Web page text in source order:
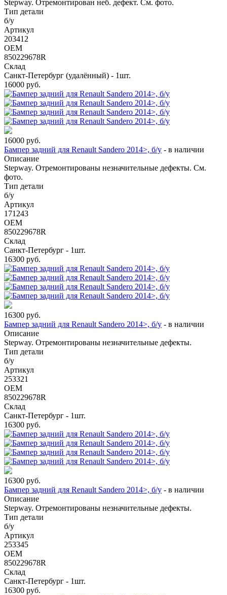
Stepway. Отремонтирован неб. дефект. См. фото.
Тип детали
б/у
Артикул
203412
OEM
850229678R
Склад
Санкт-Петербург (удалённый) - 1шт.
16000 руб.
16000 руб.
Бампер задний для Renault Sandero 2014>, б/у - в наличии
Описание
Stepway. Отремонтированы незначительные дефекты. См.
фото.
Тип детали
б/у
Артикул
171243
OEM
850229678R
Склад
Санкт-Петербург - 1шт.
16300 руб.
16300 руб.
Бампер задний для Renault Sandero 2014>, б/у - в наличии
Описание
Stepway. Отремонтированы незначительные дефекты.
Тип детали
б/у
Артикул
253321
OEM
850229678R
Склад
Санкт-Петербург - 1шт.
16300 руб.
16300 руб.
Бампер задний для Renault Sandero 2014>, б/у - в наличии
Описание
Stepway. Отремонтированы незначительные дефекты.
Тип детали
б/у
Артикул
253345
OEM
850229678R
Склад
Санкт-Петербург - 1шт.
16300 руб.